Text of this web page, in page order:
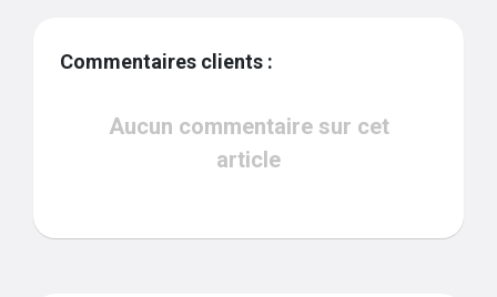
Commentaires clients :
Aucun commentaire sur cet
article